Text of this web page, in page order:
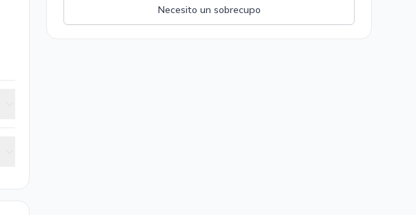
Necesito un sobrecupo